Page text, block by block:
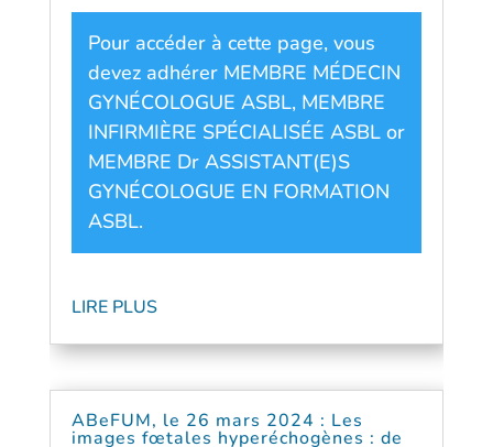
Pour accéder à cette page, vous
devez adhérer MEMBRE MÉDECIN
GYNÉCOLOGUE ASBL, MEMBRE
INFIRMIÈRE SPÉCIALISÉE ASBLor
MEMBRE Dr ASSISTANT(E)S
GYNÉCOLOGUE EN FORMATION
ASBL.
LIRE PLUS
ABeFUM, le 26 mars 2024 : Les
images fœtales hyperéchogènes : de